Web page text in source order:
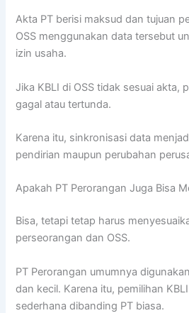
Akta PT berisi maksud dan tujuan
OSS menggunakan data tersebut
izin usaha.
Jika KBLI di OSS tidak sesuai akta,
gagal atau tertunda.
Karena itu, sinkronisasi data
pendirian maupun perubahan
Apakah PT Perorangan Juga Bisa
Bisa, tetapi tetap harus
perseorangan dan OSS.
PT Perorangan umumnya
dan kecil. Karena itu, pemilihan
sederhana dibanding PT biasa.